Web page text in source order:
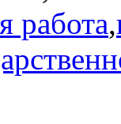
работа,